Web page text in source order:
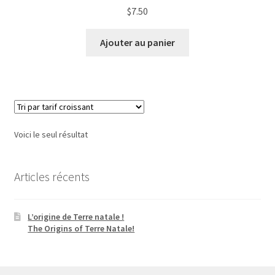
$7.50
Ajouter au panier
Voici le seul résultat
Articles récents
L’origine de Terre natale !
The Origins of Terre Natale!